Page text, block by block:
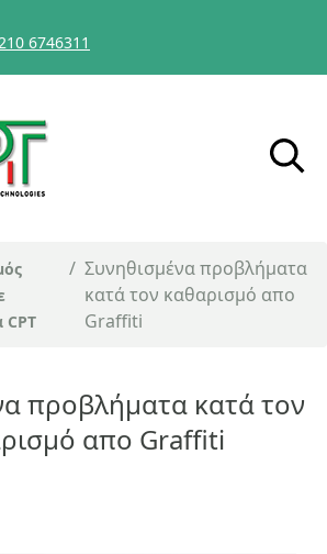
6746311
CPT
/ Συνηθισμένα προβλήματα
κατά τον καθαρισμό απο
Graffiti
προβλήματα κατά τον
απο Graffiti